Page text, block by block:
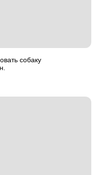
собаку